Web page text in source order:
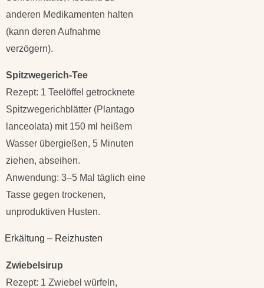
anderen Medikamenten halten
(kann deren Aufnahme
verzögern).
Spitzwegerich-Tee
Rezept: 1 Teelöffel getrocknete
Spitzwegerichblätter (Plantago
lanceolata) mit 150 ml heißem
Wasser übergießen, 5 Minuten
ziehen, abseihen.
Anwendung: 3–5 Mal täglich eine
Tasse gegen trockenen,
unproduktiven Husten.
Erkältung – Reizhusten
Zwiebelsirup
Rezept: 1 Zwiebel würfeln,